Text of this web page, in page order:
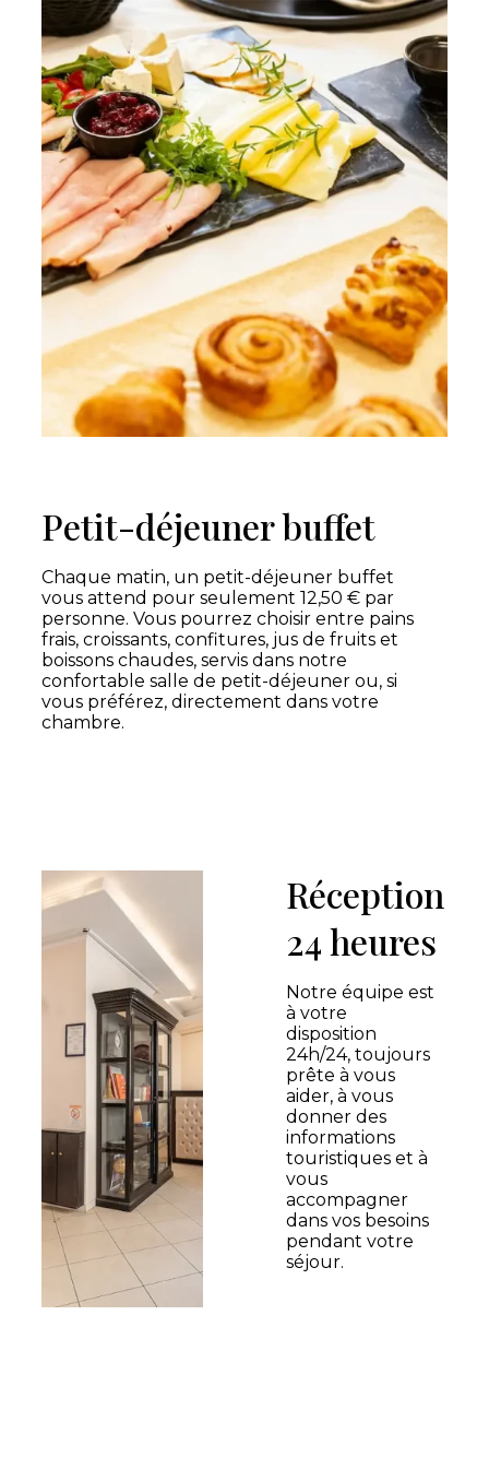
Petit-déjeuner buffet
Chaque matin, un petit-déjeuner buffet
vous attend pour seulement 12,50 € par
personne. Vous pourrez choisir entre pains
frais, croissants, confitures, jus de fruits et
boissons chaudes, servis dans notre
confortable salle de petit-déjeuner ou, si
vous préférez, directement dans votre
chambre.
Réception
24 heures
Notre équipe est
à votre
disposition
24h/24, toujours
prête à vous
aider, à vous
donner des
informations
touristiques et à
vous
accompagner
dans vos besoins
pendant votre
séjour.